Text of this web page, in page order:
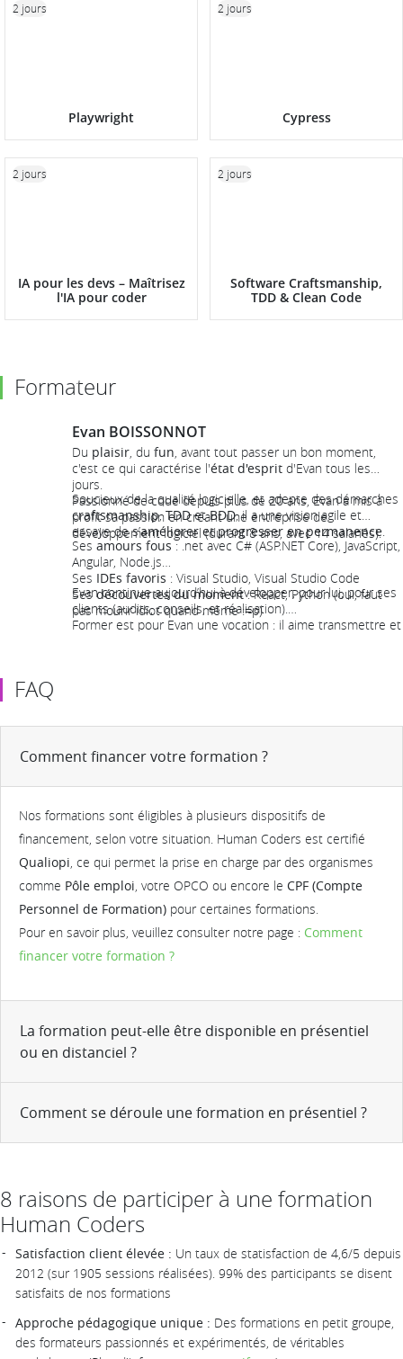
Playwright
2 jours
Cypress
2 jours
IA pour les devs – Maîtrisez
l'IA pour coder
2 jours
Software Craftsmanship,
TDD & Clean Code
2 jours
Formateur
Evan BOISSONNOT
Du plaisir, du fun, avant tout passer un bon moment,
c'est ce qui caractérise l'état d'esprit d'Evan tous les
jours.
Passionné de code depuis plus de 20 ans, Evan a mis à
profit sa passion en créant une entreprise de
développement logiciel (durant 8 ans, avec 14 salariés).
Soucieux de la qualité logicielle, et adepte des démarches
craftsmanship,TDDetBDD, il a une vision agile et
essaye de s’améliorer et progresser en permanence.
Ses amours fous : .net avec C# (ASP.NET Core), JavaScript,
Angular, Node.js
Ses IDEs favoris : Visual Studio, Visual Studio Code
Sesdécouvertes du moment: React, Python (oui, faut
pas mourir idiot quand même :=p)
Evan continue aujourd’hui à développer, pour lui, pour ses
clients (audits, conseils, et réalisation).
Former est pour Evan une vocation : il aime transmettre et
FAQ
Comment financer votre formation ?
Nos formations sont éligibles à plusieurs dispositifs de
financement, selon votre situation. Human Coders est certifié
Qualiopi, ce qui permet la prise en charge par des organismes
comme Pôle emploi, votre OPCO ou encore le CPF (Compte
Personnel de Formation) pour certaines formations.
Pour en savoir plus, veuillez consulter notre page : Comment
financer votre formation ?
La formation peut-elle être disponible en présentiel
ou en distanciel ?
Comment se déroule une formation en présentiel ?
8 raisons de participer à une formation
Human Coders
Satisfaction client élevée : Un taux de statisfaction de 4,6/5 depuis
2012 (sur 1905 sessions réalisées). 99% des participants se disent
satisfaits de nos formations
Approche pédagogique unique : Des formations en petit groupe,
des formateurs passionnés et expérimentés, de véritables